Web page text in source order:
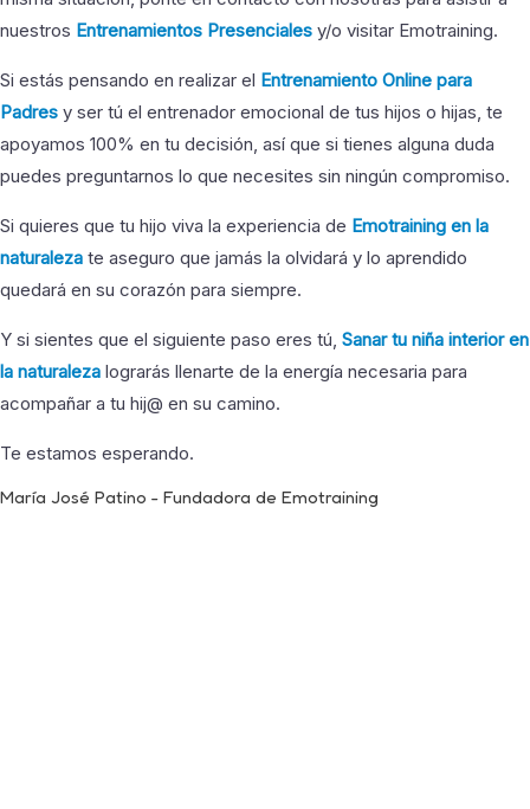
nuestros Entrenamientos Presenciales y/o visitar Emotraining.
Si estás pensando en realizar el Entrenamiento Online para
Padres y ser tú el entrenador emocional de tus hijos o hijas, te
apoyamos 100% en tu decisión, así que si tienes alguna duda
puedes preguntarnos lo que necesites sin ningún compromiso.
Si quieres que tu hijo viva la experiencia de Emotraining en la
naturaleza te aseguro que jamás la olvidará y lo aprendido
quedará en su corazón para siempre.
Y si sientes que el siguiente paso eres tú, Sanar tu niña interior en
la naturaleza lograrás llenarte de la energía necesaria para
acompañar a tu hij@ en su camino.
Te estamos esperando.
María José Patino - Fundadora de Emotraining